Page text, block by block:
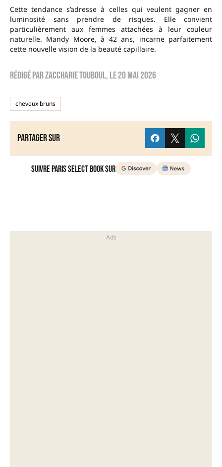
Cette tendance s’adresse à celles qui veulent gagner en
luminosité sans prendre de risques. Elle convient
particulièrement aux femmes attachées à leur couleur
naturelle. Mandy Moore, à 42 ans, incarne parfaitement
cette nouvelle vision de la beauté capillaire.
Rédigé parzaccharie touboul, le20 mai 2026
cheveux bruns
Partager sur
Suivre Paris Select Book sur